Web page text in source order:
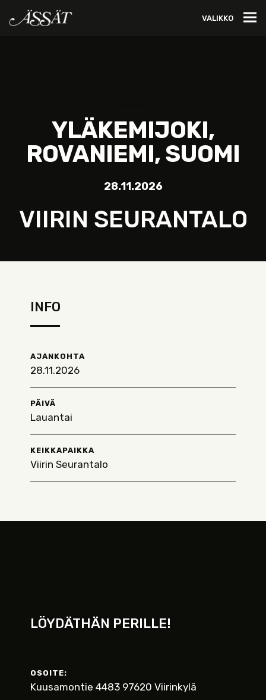
VALIKKO
YLÄKEMIJOKI,
ROVANIEMI, SUOMI
28.11.2026
VIIRIN SEURANTALO
INFO
AJANKOHTA
28.11.2026
PÄIVÄ
Lauantai
KEIKKAPAIKKA
Viirin Seurantalo
LÖYDÄTHÄN PERILLE!
OSOITE:
Kuusamontie 4483 97620 Viirinkylä